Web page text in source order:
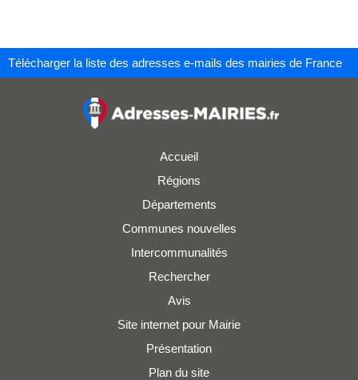
Télécharger la liste des adresses e-mails des mairies de France
Accueil
Régions
Départements
Communes nouvelles
Intercommunalités
Rechercher
Avis
Site internet pour Mairie
Présentation
Plan du site